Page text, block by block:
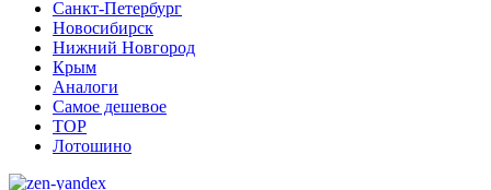
Санкт-Петербург
Новосибирск
Нижний Новгород
Крым
Аналоги
Самое дешевое
TOP
Лотошино